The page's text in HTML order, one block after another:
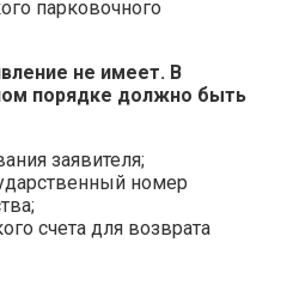
парковочного
не имеет. В
порядке должно быть
заявителя;
номер
счета для возврата